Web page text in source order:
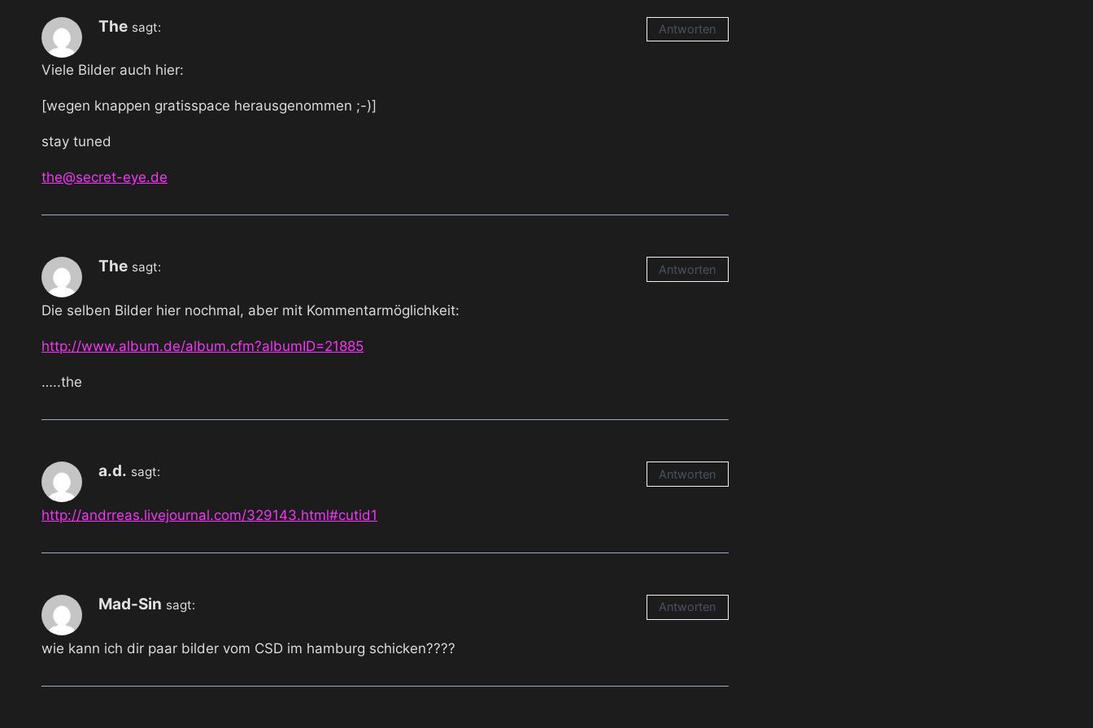
The sagt:
Viele Bilder auch hier:
[wegen knappen gratisspace herausgenommen ;-)]
stay tuned
the@secret-eye.de
Antworten
The sagt:
Die selben Bilder hier nochmal, aber mit Kommentarmöglichkeit:
http://www.album.de/album.cfm?albumID=21885
…..the
Antworten
a.d. sagt:
http://andrreas.livejournal.com/329143.html#cutid1
Antworten
Mad-Sin sagt:
wie kann ich dir paar bilder vom CSD im hamburg schicken????
Antworten